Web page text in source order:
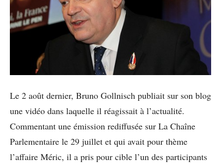
Le 2 août dernier, Bruno Gollnisch publiait sur son blog
une vidéo dans laquelle il réagissait à l’actualité.
Commentant une émission rediffusée sur La Chaîne
Parlementaire le 29 juillet et qui avait pour thème
l’affaire Méric, il a pris pour cible l’un des participants